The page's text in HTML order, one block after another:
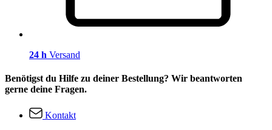
24 h Versand
Benötigst du Hilfe zu deiner Bestellung? Wir beantworten
gerne deine Fragen.
Kontakt